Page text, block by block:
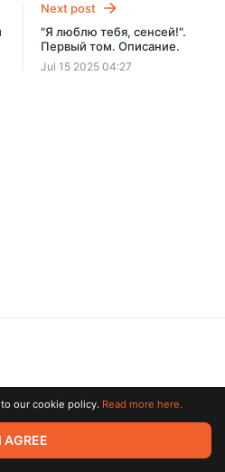
Next post
"Я люблю тебя, сенсей!".
Первый том. Описание.
Jul 15 2025 04:27
All rights reserved. All trademarks
owners.
our cookie policy. Read more here.
I AGREE